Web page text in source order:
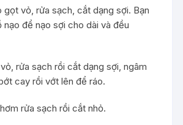
gọt vỏ, rửa sạch, cắt dạng sợi. Bạn
để nạo sợi cho dài và đều
rửa sạch rồi cắt dạng sợi, ngâm
cay rồi vớt lên để ráo.
rửa sạch rồi cắt nhỏ.